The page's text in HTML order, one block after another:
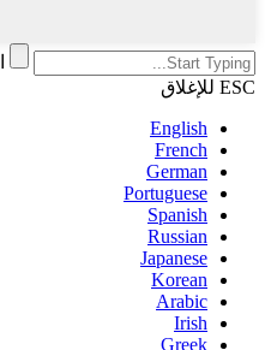
ESC للإغلاق
English
French
German
Portuguese
Spanish
Russian
Japanese
Korean
Arabic
Irish
Greek